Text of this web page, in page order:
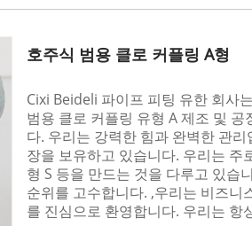
호주식 범용 클로 커플링 A형
Cixi Beideli 파이프 피팅 유한 회사
범용 클로 커플링 유형 A 제조 및
다. 우리는 강력한 힘과 완벽한 관
장을 보유하고 있습니다. 우리는 주
형 S 등을 만드는 것을 다루고 있습
순위를 고수합니다. ,우리는 비즈니
를 진심으로 환영합니다. 우리는 항